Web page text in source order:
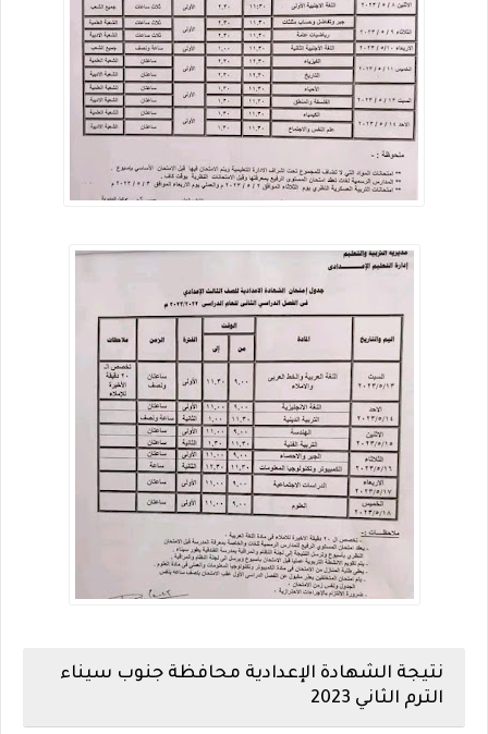
نتيجة الشهادة الإعدادية محافظة جنوب سيناء
الترم الثاني 2023